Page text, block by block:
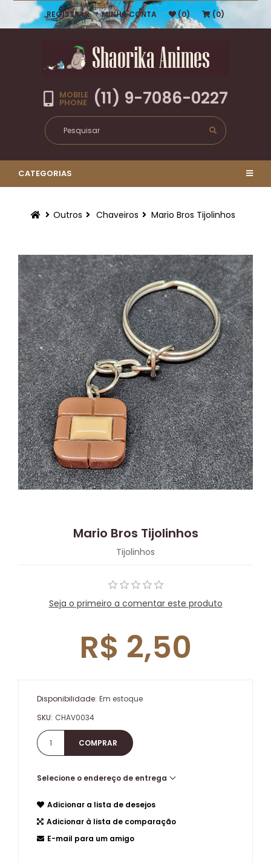
REGISTRAR MINHA CONTA (0) (0)
MOBILE
PHONE (11) 9-7086-0227
CATEGORIAS
Outros Chaveiros Mario Bros Tijolinhos
Mario Bros Tijolinhos
Tijolinhos
Seja o primeiro a comentar este produto
R$ 2,50
Disponibilidade: Em estoque
SKU: CHAV0034
Selecione o endereço de entrega
Adicionar a lista de desejos
Adicionar à lista de comparação
E-mail para um amigo